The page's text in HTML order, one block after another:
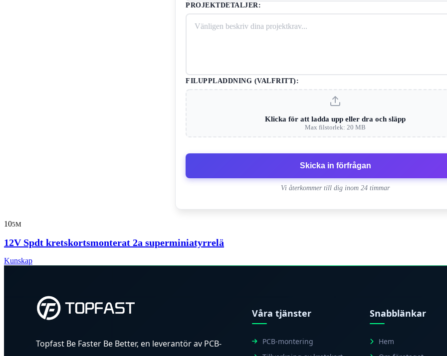
PROJEKTDETALJER:
FILUPPLADDNING (VALFRITT):
Klicka för att ladda upp eller dra och släpp
Max filstorlek: 20 MB
Skicka in förfrågan
Vi återkommer till dig inom 24 timmar
105M
12V Spdt kretskortsmonterat 2a superminiatyrrelä
Kunskap
Topfast Be Faster Be Better, en leverantör av PCB-
Våra tjänster
PCB-montering
Snabblänkar
Hem